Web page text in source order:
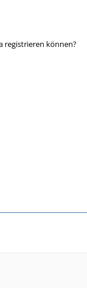
registrieren können?